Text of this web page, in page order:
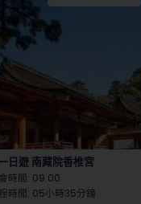
日遊 南藏院香椎宮
時間: 09:00
時間: 05小時35分鐘